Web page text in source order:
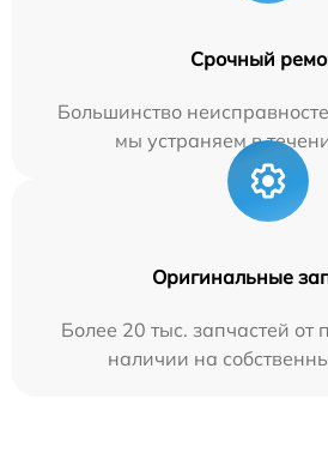
Срочный
Большинство
мы устраняем в
Оригинальные
Более 20 тыс. запчастей от
наличии на